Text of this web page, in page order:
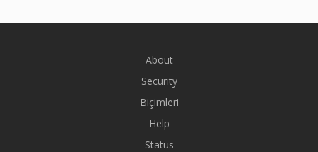
About
Security
Biçimleri
Help
Status